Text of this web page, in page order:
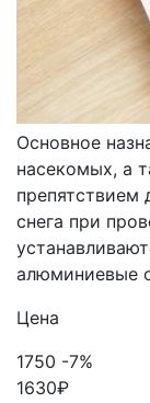
МОСКИТНЫЕ
Основное
насекомых, а
препятствием
снега при
алюминиевые
Цена
1750 -7%
1630₽